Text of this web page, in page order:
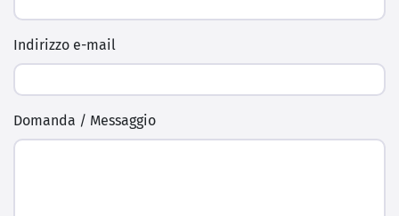
Indirizzo e-mail
Domanda / Messaggio